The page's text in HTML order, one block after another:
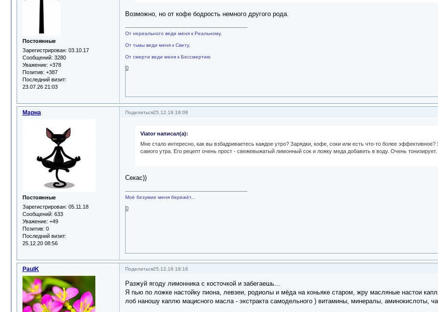
Постоянные
Зарегистрирован: 03.10.17
Сообщений: 3280
Уважение: +378
Позитив: +387
Последний визит:
23.07.26 21:03
Возможно, но от кофе бодрость немного другого рода.
От нереального веди меня к Реальному,
От тьмы веди меня к Свету,
От смерти веди меня к Бессмертию
0
Поделиться25.12.18 18:08
Марна
Постоянные
Зарегистрирован: 05.11.18
Сообщений: 633
Уважение: +49
Позитив: 0
Последний визит:
25.12.20 08:56
Viator написал(а):
Мне стало интересно, как вы взбадриваетесь каждое утро? Зарядки, кофе, соки или есть что-то более
самого утра. Его рецепт очень прост - свежевыжатый лимонный сок и ложку меда добавить в воду. Очень тонизирует.
Секас))
Моё безумие меня бережёт...
0
Поделиться25.12.18 18:16
PaulK
Разжуй ягоду лимонника с косточкой и забегаешь...
Я пью по ложке настойку пиона, левзеи, родиолы и мёда на коньяке старом, жру масляные настои
лоб наношу каплю мацисного масла - экстракта самодельного ) витамины, минералы, аминокислоты,